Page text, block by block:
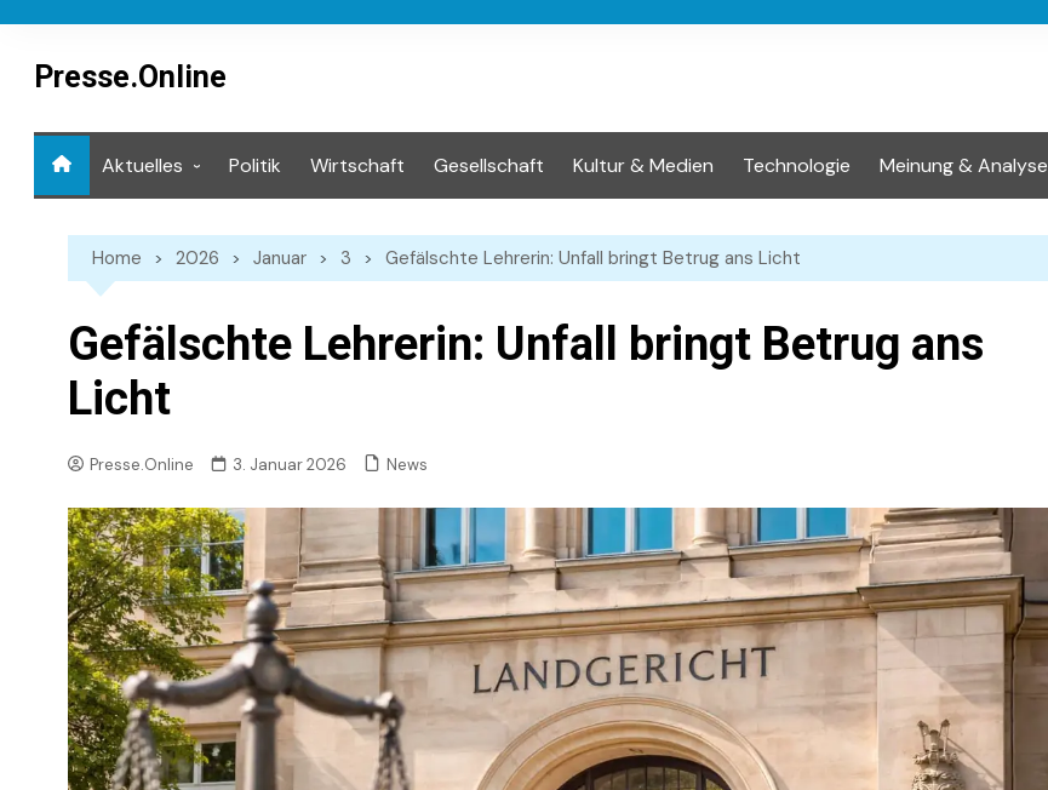
contentPresse.Online
Aktuelles Politik Wirtschaft Gesellschaft Kultur & Medien Technologie Meinung & Analyse
Home 2026 Januar 3 Gefälschte Lehrerin: Unfall bringt Betrug ans Licht
Gefälschte Lehrerin: Unfall bringt Betrug ans
Licht
Presse.Online 3. Januar 2026 News